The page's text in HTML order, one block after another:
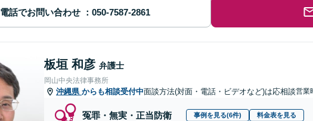
電話でお問い合わせ
板垣 和彦 弁護士
岡山中央法律事務所
沖縄県 からも相談受付中面談方法(対面・電話・ビデオなど)は応相談営業
冤罪・無実・正当防衛 事例を見る(6件) 料金表を見る